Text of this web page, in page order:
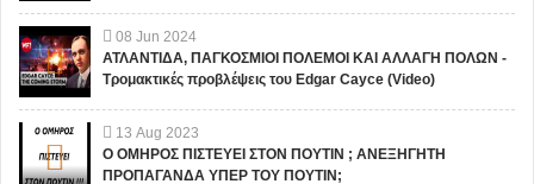
08 Jun 2024
ΑΤΛΑΝΤΙΔΑ, ΠΑΓΚΟΣΜΙΟΙ ΠΟΛΕΜΟΙ ΚΑΙ ΑΛΛΑΓΗ ΠΟΛΩΝ -
Τρομακτικές προβλέψεις του Edgar Cayce (Video)
13 Aug 2023
Ο ΟΜΗΡΟΣ ΠΙΣΤΕΥΕΙ ΣΤΟΝ ΠΟΥΤΙΝ ; ΑΝΕΞΗΓΗΤΗ
ΠΡΟΠΑΓΑΝΔΑ ΥΠΕΡ ΤΟΥ ΠΟΥΤΙΝ;